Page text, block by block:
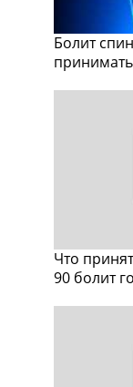
Болит
Что
90 болит